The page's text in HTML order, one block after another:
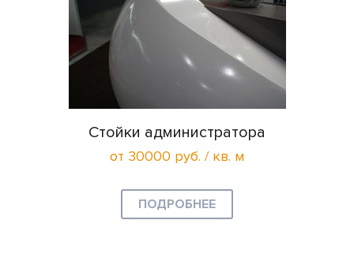
Стойки администратора
от 30000 руб. / кв. м
ПОДРОБНЕЕ